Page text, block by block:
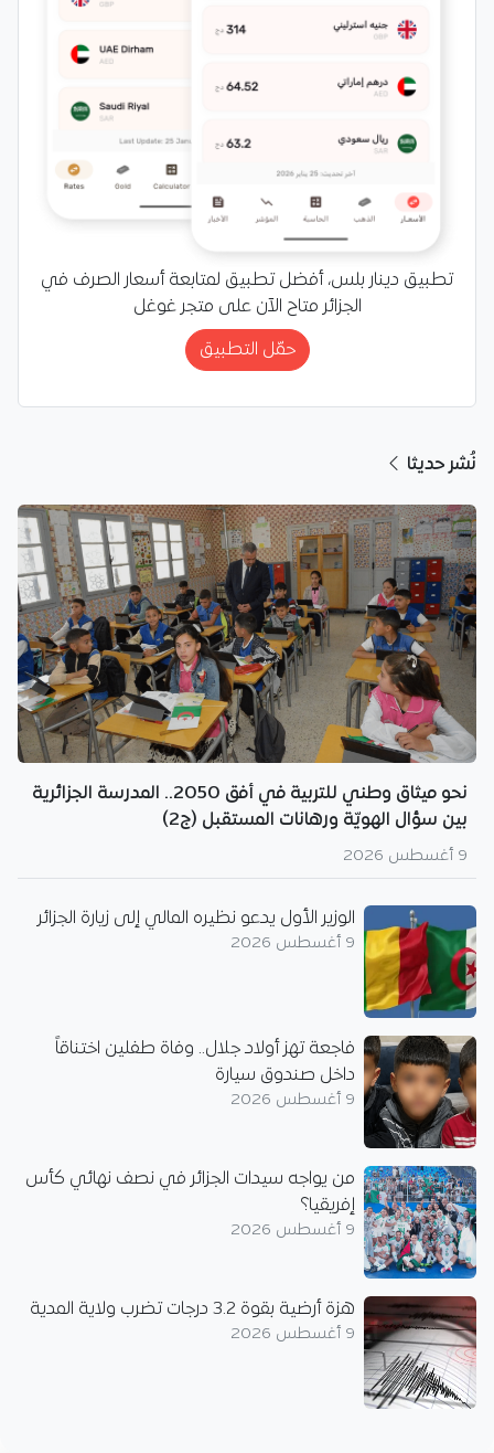
تطبيق دينار بلس، أفضل تطبيق لمتابعة أسعار الصرف في
الجزائر متاح الآن على متجر غوغل
حمّل التطبيق
نُشر حديثا
نحو ميثاق وطني للتربية في أفق 2050.. المدرسة الجزائرية
بين سؤال الهويّة ورهانات المستقبل (ج2)
9 أغسطس 2026
الوزير الأول يدعو نظيره المالي إلى زيارة الجزائر
9 أغسطس 2026
فاجعة تهز أولاد جلال.. وفاة طفلين اختناقاً
داخل صندوق سيارة
9 أغسطس 2026
من يواجه سيدات الجزائر في نصف نهائي كأس
إفريقيا؟
9 أغسطس 2026
هزة أرضية بقوة 3.2 درجات تضرب ولاية المدية
9 أغسطس 2026